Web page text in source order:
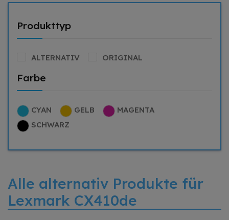
Produkttyp
ALTERNATIV ORIGINAL
Farbe
CYAN GELB
MAGENTA
SCHWARZ
Alle alternativ Produkte für
Lexmark CX410de